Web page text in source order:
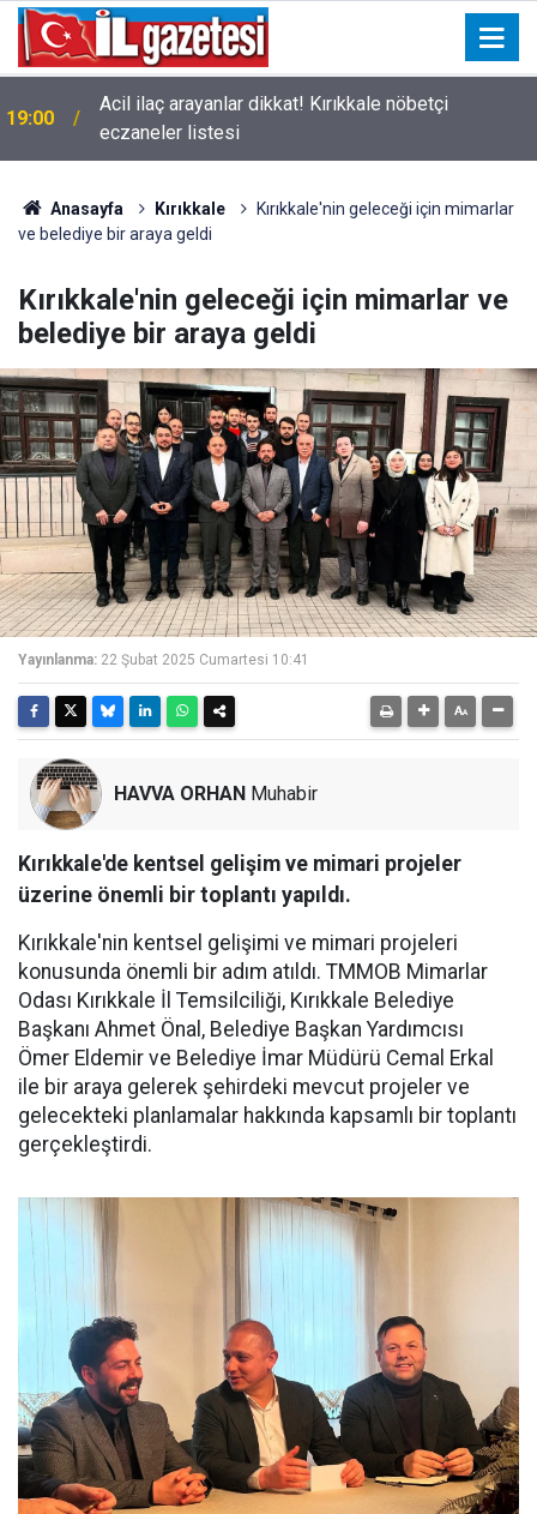
19:00
Acil ilaç arayanlar dikkat! Kırıkkale nöbetçi
eczaneler listesi
Anasayfa Kırıkkale
Kırıkkale'nin geleceği için mimarlar
ve belediye bir araya geldi
Kırıkkale'nin geleceği için mimarlar ve
belediye bir araya geldi
Yayınlanma: 22 Şubat 2025 Cumartesi 10:41
HAVVA ORHAN Muhabir
Kırıkkale'de kentsel gelişim ve mimari projeler
üzerine önemli bir toplantı yapıldı.
Kırıkkale'nin kentsel gelişimi ve mimari projeleri
konusunda önemli bir adım atıldı. TMMOB Mimarlar
Odası Kırıkkale İl Temsilciliği, Kırıkkale Belediye
Başkanı Ahmet Önal, Belediye Başkan Yardımcısı
Ömer Eldemir ve Belediye İmar Müdürü Cemal Erkal
ile bir araya gelerek şehirdeki mevcut projeler ve
gelecekteki planlamalar hakkında kapsamlı bir toplantı
gerçekleştirdi.